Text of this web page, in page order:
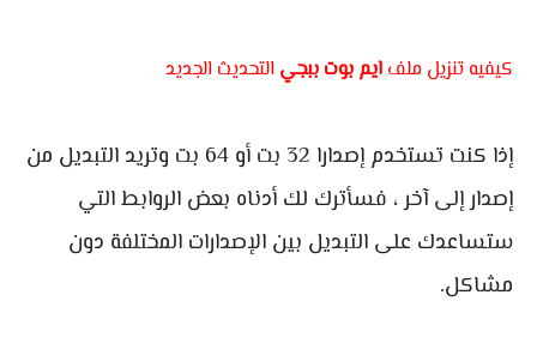
كيفيه تنزيل ملف ايم بوت ببجي التحديث الجديد
إذا كنت تستخدم إصدارا 32 بت أو 64 بت وتريد التبديل من
إصدار إلى آخر ، فسأترك لك أدناه بعض الروابط التي
ستساعدك على التبديل بين الإصدارات المختلفة دون
مشاكل.